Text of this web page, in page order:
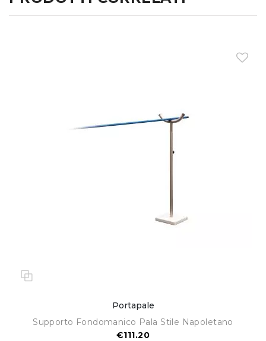
Portapale
Supporto Fondomanico Pala Stile Napoletano
€111.20